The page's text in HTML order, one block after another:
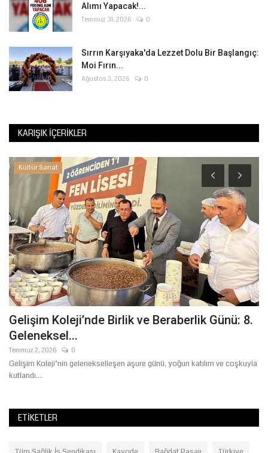
Alımı Yapacak!...
Temmuz 31, 2026 0
Sırrın Karşıyaka'da Lezzet Dolu Bir Başlangıç:
Moi Fırın...
Ağustos 3, 2026 0
KARIŞIK İÇERIKLER
Kültür Sanat
Gelişim Koleji’nde Birlik ve Beraberlik Günü: 8.
Geleneksel...
Temmuz 2, 2026 0
Gelişim Koleji’nin gelenekselleşen aşure günü, yoğun katılım ve coşkuyla
kutlandı....
ETIKETLER